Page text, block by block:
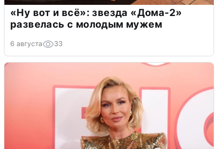
«Ну вот и всё»: звезда «Дома-2»
развелась с молодым мужем
6 августа 33